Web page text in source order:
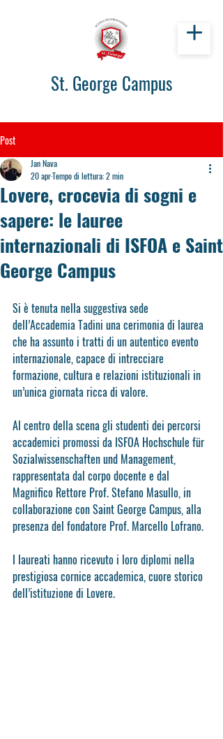
St. George Campus
Post
Lovere, crocevia di sogni e
sapere: le lauree
internazionali di ISFOA e Saint
George Campus
Jan Nava
20 aprTempo di lettura: 2 min
Si è tenuta nella suggestiva sede
dell’Accademia Tadini una cerimonia di laurea
che ha assunto i tratti di un autentico evento
internazionale, capace di intrecciare
formazione, cultura e relazioni istituzionali in
un’unica giornata ricca di valore.
Al centro della scena gli studenti dei percorsi
accademici promossi da ISFOA Hochschule für
Sozialwissenschaften und Management,
rappresentata dal corpo docente e dal
Magnifico Rettore Prof. Stefano Masullo, in
collaborazione con Saint George Campus, alla
presenza del fondatore Prof. Marcello Lofrano.
I laureati hanno ricevuto i loro diplomi nella
prestigiosa cornice accademica, cuore storico
dell’istituzione di Lovere.